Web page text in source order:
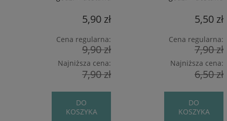
5,90 zł
Cena regularna:
9,90 zł
Najniższa cena:
7,90 zł
DO
KOSZYKA
5,50 zł
Cena regularna:
7,90 zł
Najniższa cena:
6,50 zł
DO
KOSZYKA